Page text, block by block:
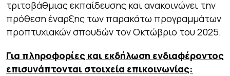
τριτοβάθμιας εκπαίδευσης και ανακοινώνει την
πρόθεση έναρξης των παρακάτω προγραμμάτων
προπτυχιακών σπουδών τον Οκτώβριο του 2025.
Για πληροφορίες και εκδήλωση ενδιαφέροντος
επισυνάπτονται στοιχεία επικοινωνίας: